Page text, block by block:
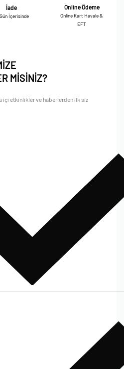
İade
İçerisinde
Online Ödeme
Online Kart Havale &
EFT
MİSİNİZ?
içi etkinlikler ve haberlerden ilk siz